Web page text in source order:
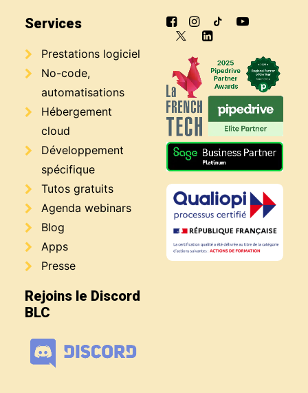
Services
Prestations logiciel
No-code,
automatisations
Hébergement
cloud
Développement
spécifique
Tutos gratuits
Agenda webinars
Blog
Apps
Presse
Rejoins le Discord
BLC